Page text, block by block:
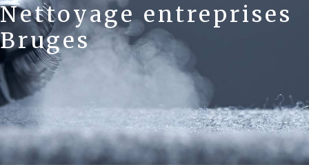
Nettoyage entreprises
Bruges